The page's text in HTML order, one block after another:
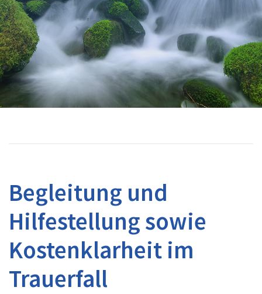
Begleitung und
Hilfestellung sowie
Kostenklarheit im
Trauerfall